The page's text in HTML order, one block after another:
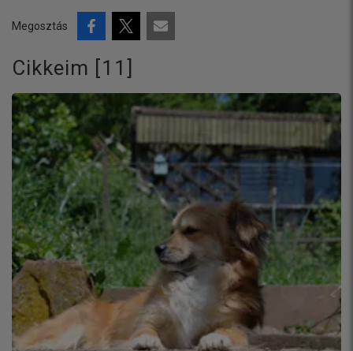
Megosztás
Cikkeim [11]